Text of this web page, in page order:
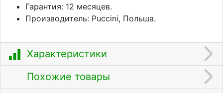
Гарантия: 12 месяцев.
Производитель: Puccini, Польша.
Характеристики
Похожие товары